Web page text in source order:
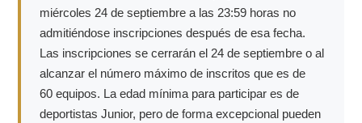
miércoles 24 de septiembre a las 23:59 horas no
admitiéndose inscripciones después de esa fecha.
Las inscripciones se cerrarán el 24 de septiembre o al
alcanzar el número máximo de inscritos que es de
60 equipos. La edad mínima para participar es de
deportistas Junior, pero de forma excepcional pueden